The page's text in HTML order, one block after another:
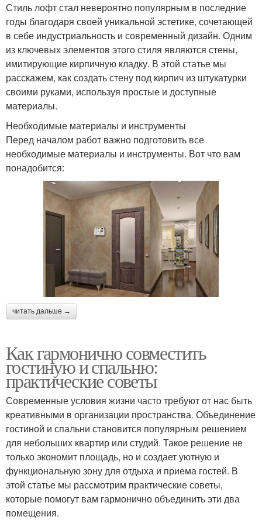
Стиль лофт стал невероятно популярным в последние
годы благодаря своей уникальной эстетике, сочетающей
в себе индустриальность и современный дизайн. Одним
из ключевых элементов этого стиля являются стены,
имитирующие кирпичную кладку. В этой статье мы
расскажем, как создать стену под кирпич из штукатурки
своими руками, используя простые и доступные
материалы.
Необходимые материалы и инструменты
Перед началом работ важно подготовить все
необходимые материалы и инструменты. Вот что вам
понадобится:
читать дальше →
Как гармонично совместить
гостиную и спальню:
практические советы
Современные условия жизни часто требуют от нас быть
креативными в организации пространства. Объединение
гостиной и спальни становится популярным решением
для небольших квартир или студий. Такое решение не
только экономит площадь, но и создает уютную и
функциональную зону для отдыха и приема гостей. В
этой статье мы рассмотрим практические советы,
которые помогут вам гармонично объединить эти два
помещения.